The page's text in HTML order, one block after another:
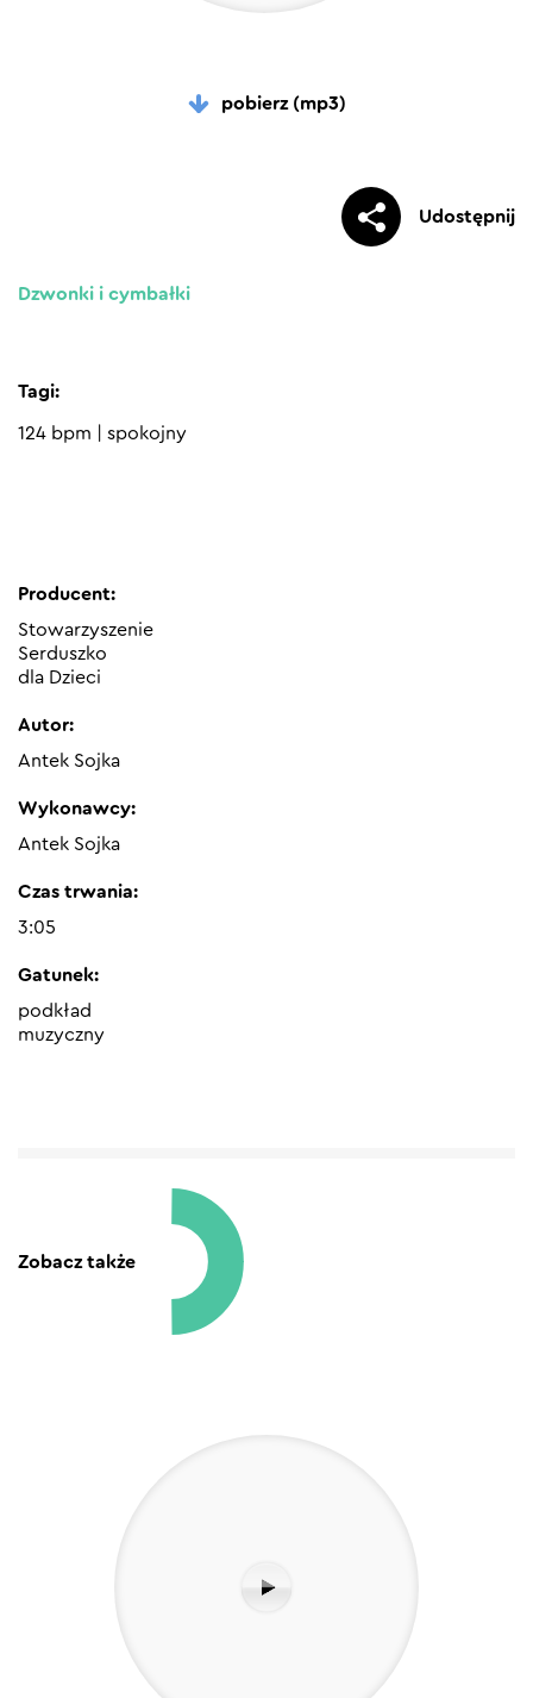
pobierz (mp3)
Udostępnij
Dzwonki i cymbałki
Tagi:
124 bpm spokojny
Producent:
Stowarzyszenie
Serduszko
dla Dzieci
Autor:
Antek Sojka
Wykonawcy:
Antek Sojka
Czas trwania:
3:05
Gatunek:
podkład
muzyczny
Zobacz także